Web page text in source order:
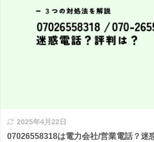
2025年4月22日
07026558318は電力会社/営業電話？迷